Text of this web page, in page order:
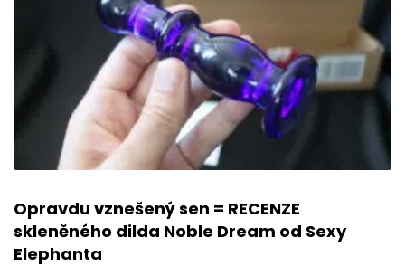
Opravdu vznešený sen = RECENZE
skleněného dilda Noble Dream od Sexy
Elephanta